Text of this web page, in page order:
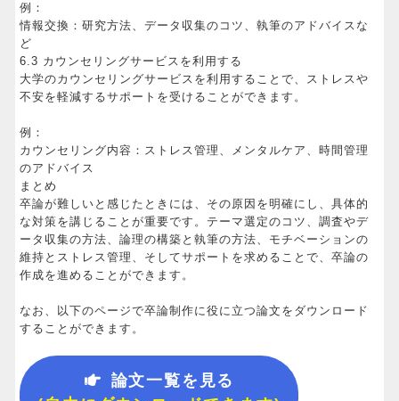
例：
情報交換：研究方法、データ収集のコツ、執筆のアドバイスな
ど
6.3 カウンセリングサービスを利用する
大学のカウンセリングサービスを利用することで、ストレスや
不安を軽減するサポートを受けることができます。
例：
カウンセリング内容：ストレス管理、メンタルケア、時間管理
のアドバイス
まとめ
卒論が難しいと感じたときには、その原因を明確にし、具体的
な対策を講じることが重要です。テーマ選定のコツ、調査やデ
ータ収集の方法、論理の構築と執筆の方法、モチベーションの
維持とストレス管理、そしてサポートを求めることで、卒論の
作成を進めることができます。
なお、以下のページで卒論制作に役に立つ論文をダウンロード
することができます。
論文一覧を見る